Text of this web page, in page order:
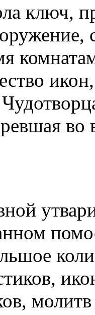
ключ,
во